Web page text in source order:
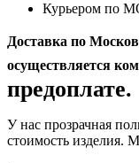
Курьером по
Доставка по
осуществляется
предоплате.
У нас прозрачная
стоимость изделия.